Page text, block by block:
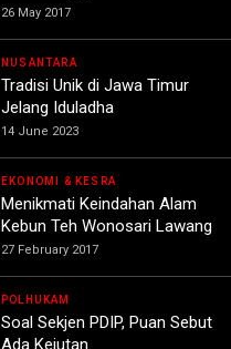
26 May 2017
NUSANTARA
Tradisi Unik di Jawa Timur
Jelang Iduladha
14 June 2023
EKONOMI & KESRA
Menikmati Keindahan Alam
Kebun Teh Wonosari Lawang
27 February 2017
POLHUKAM
Soal Sekjen PDIP, Puan Sebut
Ada Kejutan